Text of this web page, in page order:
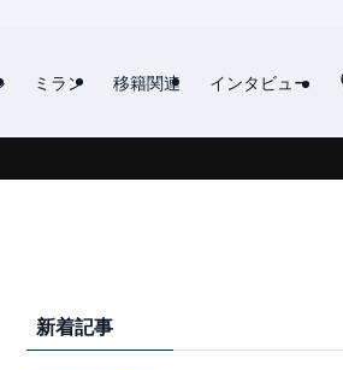
ミラン 移籍関連 インタビュー
新着記事